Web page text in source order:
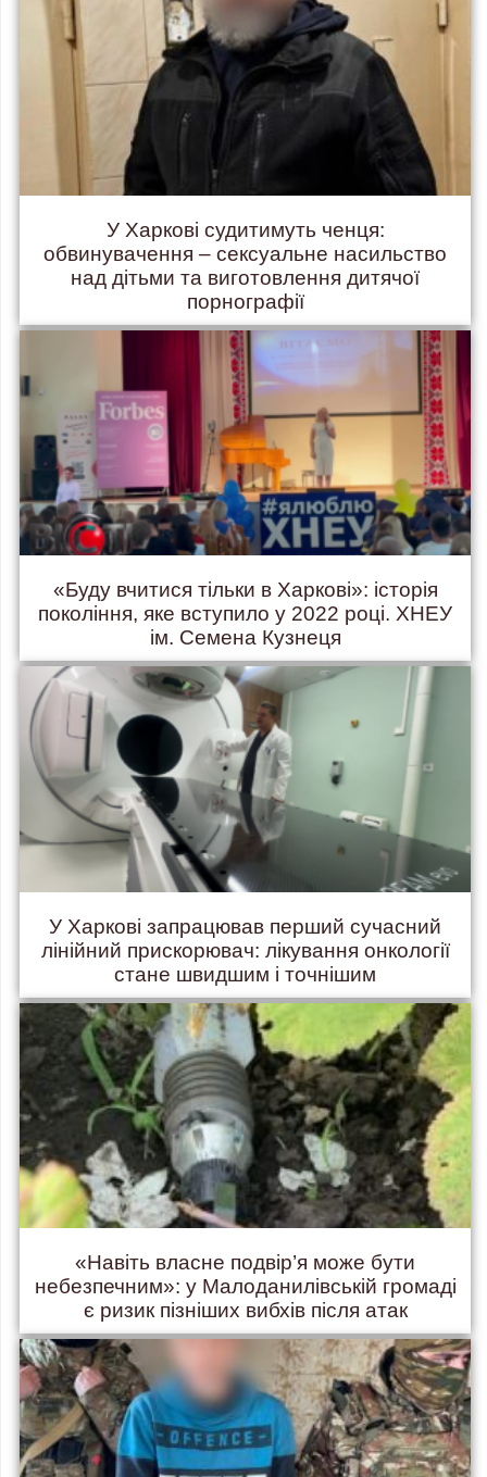
У Харкові судитимуть ченця:
обвинувачення – сексуальне насильство
над дітьми та виготовлення дитячої
порнографії
«Буду вчитися тільки в Харкові»: історія
покоління, яке вступило у 2022 році. ХНЕУ
ім. Семена Кузнеця
У Харкові запрацював перший сучасний
лінійний прискорювач: лікування онкології
стане швидшим і точнішим
«Навіть власне подвір’я може бути
небезпечним»: у Малоданилівській громаді
є ризик пізніших вибхів після атак